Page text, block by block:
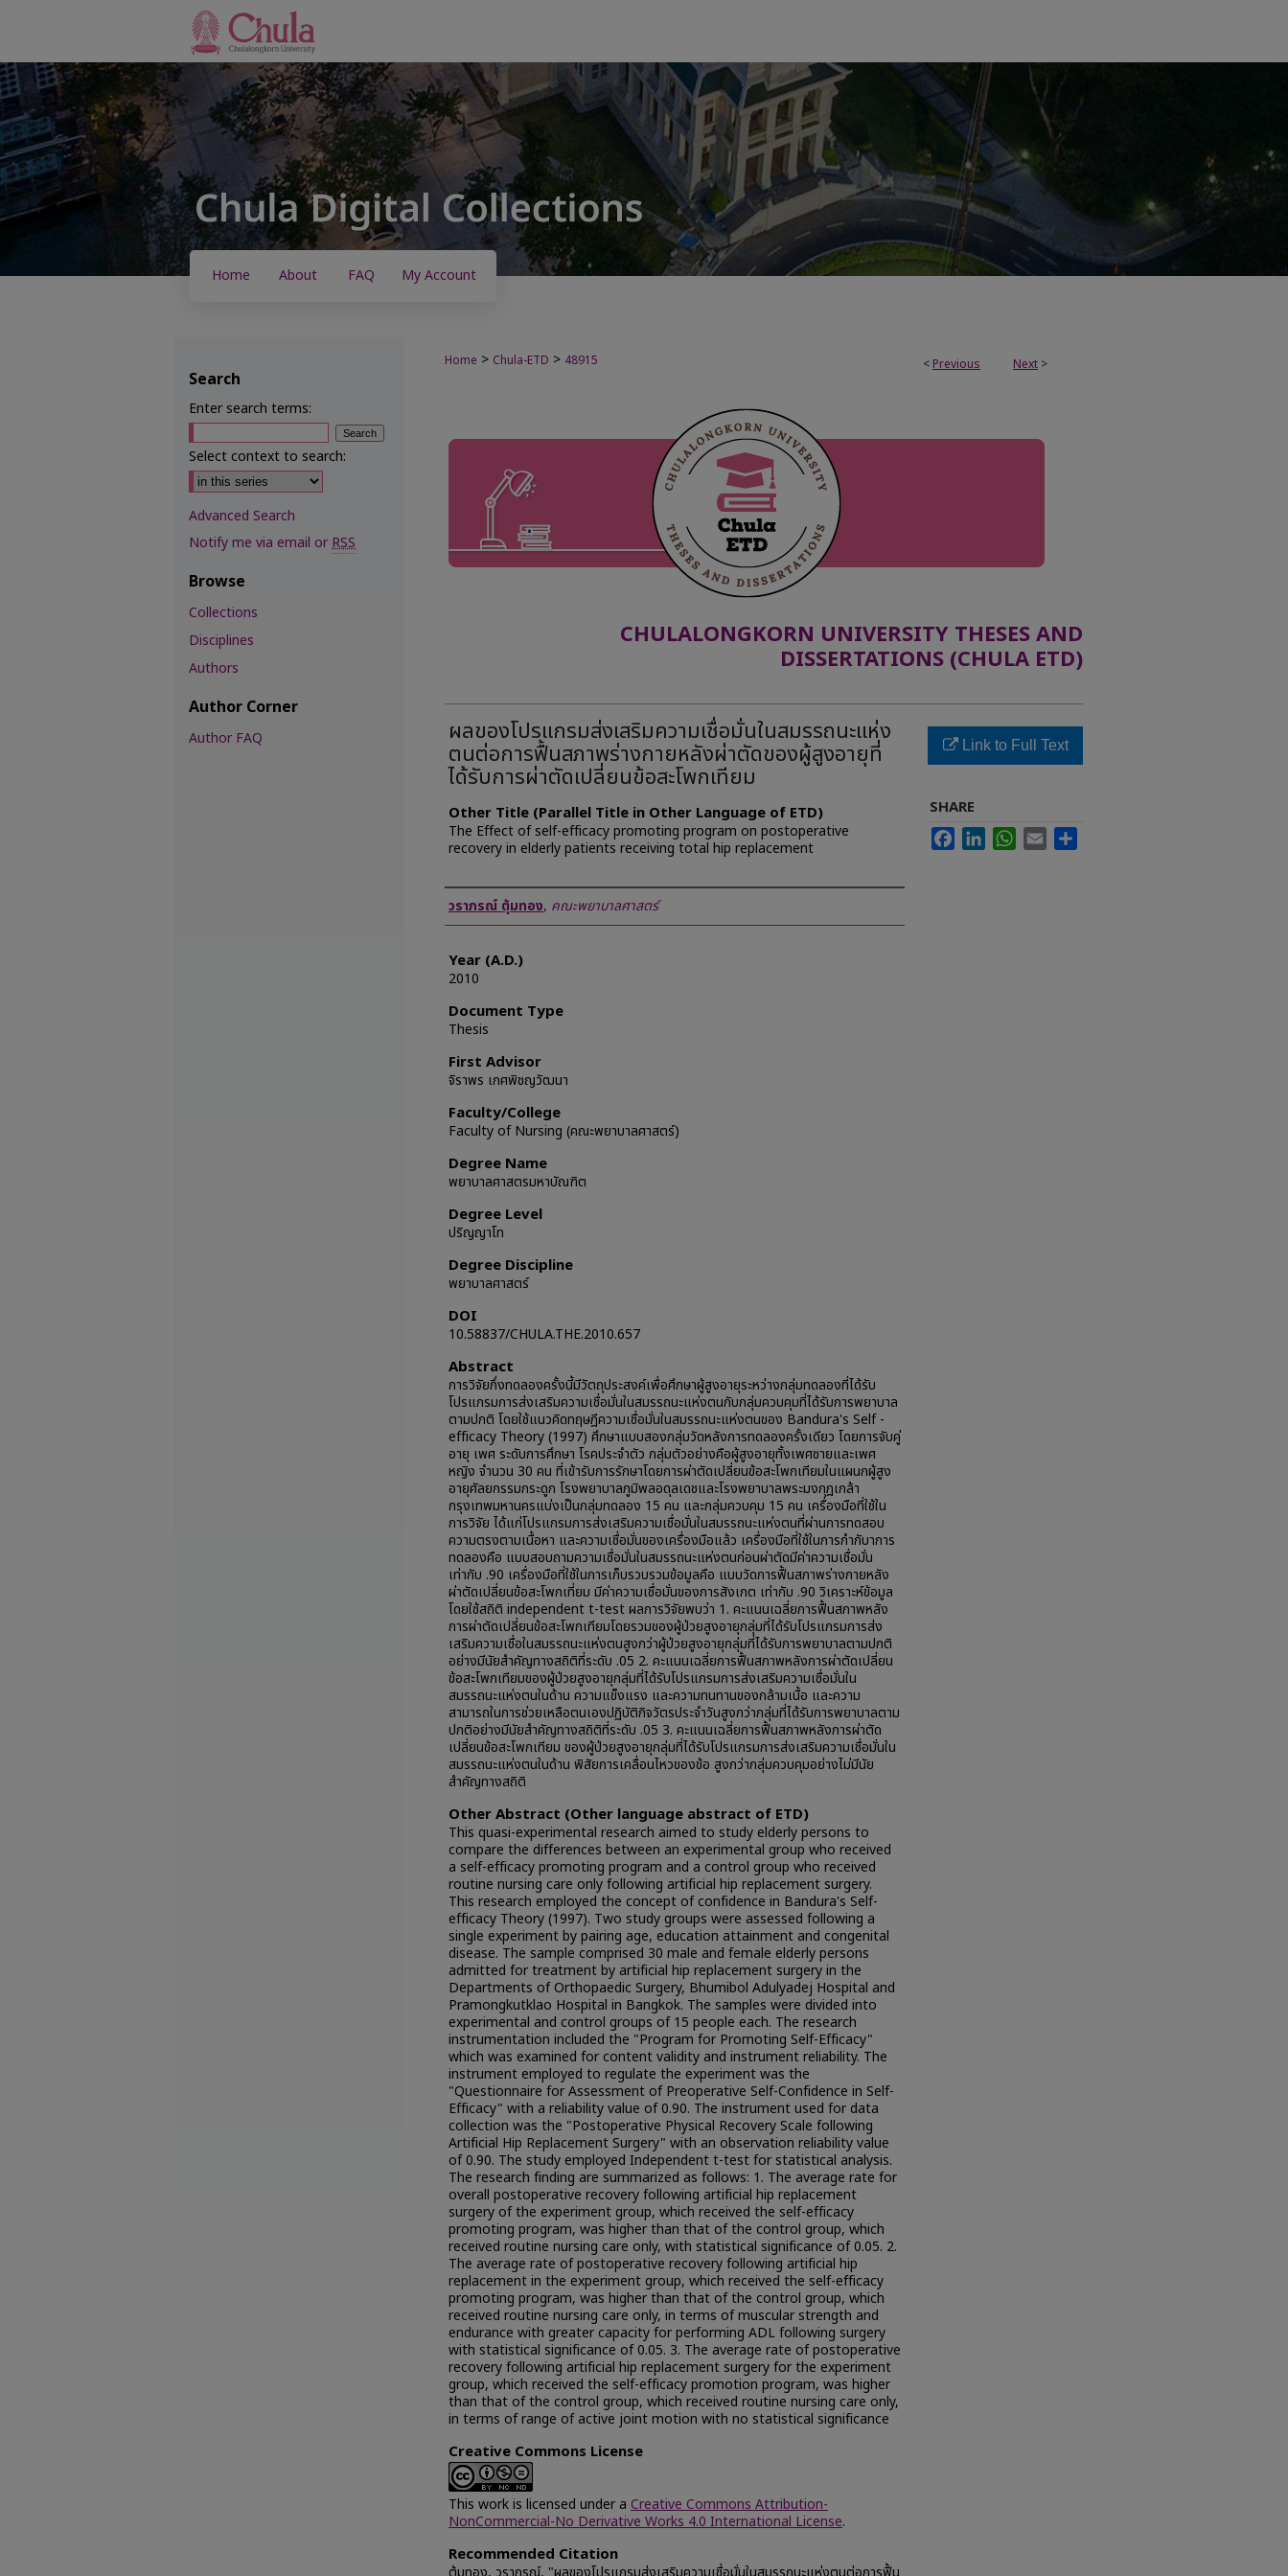
Home About FAQ My Account
< Previous Next >
Home > Chula-ETD > 48915
CHULALONGKORN UNIVERSITY THESES AND
DISSERTATIONS (CHULA ETD)
ผลของโปรแกรมส่งเสริมความเชื่อมั่นในสมรรถนะแห่ง
ตนต่อการฟื้นสภาพร่างกายหลังผ่าตัดของผู้สูงอายุที่
ได้รับการผ่าตัดเปลี่ยนข้อสะโพกเทียม
Other Title (Parallel Title in Other Language of ETD)
The Effect of self-efficacy promoting program on postoperative
recovery in elderly patients receiving total hip replacement
Author
วราภรณ์ ตุ้มทอง, คณะพยาบาลศาสตร์
Year (A.D.)
2010
Document Type
Thesis
First Advisor
จิราพร เกศพิชญวัฒนา
Faculty/College
Faculty of Nursing (คณะพยาบาลศาสตร์)
Degree Name
พยาบาลศาสตรมหาบัณฑิต
Degree Level
ปริญญาโท
Degree Discipline
พยาบาลศาสตร์
DOI
10.58837/CHULA.THE.2010.657
Abstract
การวิจัยกึ่งทดลองครั้งนี้มีวัตถุประสงค์เพื่อศึกษาผู้สูงอายุระหว่างกลุ่มทดลองที่ได้รับ
โปรแกรมการส่งเสริมความเชื่อมั่นในสมรรถนะแห่งตนกับกลุ่มควบคุมที่ได้รับการพยาบาล
ตามปกติ โดยใช้แนวคิดทฤษฎีความเชื่อมั่นในสมรรถนะแห่งตนของ Bandura's Self -
efficacy Theory (1997) ศึกษาแบบสองกลุ่มวัดหลังการทดลองครั้งเดียว โดยการจับคู่
อายุ เพศ ระดับการศึกษา โรคประจำตัว กลุ่มตัวอย่างคือผู้สูงอายุทั้งเพศชายและเพศ
หญิง จำนวน 30 คน ที่เข้ารับการรักษาโดยการผ่าตัดเปลี่ยนข้อสะโพกเทียมในแผนกผู้สูง
อายุศัลยกรรมกระดูก โรงพยาบาลภูมิพลอดุลเดชและโรงพยาบาลพระมงกุฎเกล้า
กรุงเทพมหานครแบ่งเป็นกลุ่มทดลอง 15 คน และกลุ่มควบคุม 15 คน เครื่องมือที่ใช้ใน
การวิจัย ได้แก่โปรแกรมการส่งเสริมความเชื่อมั่นในสมรรถนะแห่งตนที่ผ่านการทดสอบ
ความตรงตามเนื้อหา และความเชื่อมั่นของเครื่องมือแล้ว เครื่องมือที่ใช้ในการกำกับาการ
ทดลองคือ แบบสอบถามความเชื่อมั่นในสมรรถนะแห่งตนก่อนผ่าตัดมีค่าความเชื่อมั่น
เท่ากับ .90 เครื่องมือที่ใช้ในการเก็บรวบรวมข้อมูลคือ แบบวัดการฟื้นสภาพร่างกายหลัง
ผ่าตัดเปลี่ยนข้อสะโพกเที่ยม มีค่าความเชื่อมั่นของการสังเกต เท่ากับ .90 วิเคราะห์ข้อมูล
โดยใช้สถิติ independent t-test ผลการวิจัยพบว่า 1. คะแนนเฉลี่ยการฟื้นสภาพหลัง
การผ่าตัดเปลี่ยนข้อสะโพกเทียมโดยรวมของผู้ป่วยสูงอายุกลุ่มที่ได้รับโปรแกรมการส่ง
เสริมความเชื่อในสมรรถนะแห่งตนสูงกว่าผู้ป่วยสูงอายุกลุ่มที่ได้รับการพยาบาลตามปกติ
อย่างมีนัยสำคัญทางสถิติที่ระดับ .05 2. คะแนนเฉลี่ยการฟื้นสภาพหลังการผ่าตัดเปลี่ยน
ข้อสะโพกเทียมของผู้ป่วยสูงอายุกลุ่มที่ได้รับโปรแกรมการส่งเสริมความเชื่อมั่นใน
สมรรถนะแห่งตนในด้าน ความแข็งแรง และความทนทานของกล้ามเนื้อ และความ
สามารถในการช่วยเหลือตนเองปฏิบัติกิจวัตรประจำวันสูงกว่ากลุ่มที่ได้รับการพยาบาลตาม
ปกติอย่างมีนัยสำคัญทางสถิติที่ระดับ .05 3. คะแนนเฉลี่ยการฟื้นสภาพหลังการผ่าตัด
เปลี่ยนข้อสะโพกเทียม ของผู้ป่วยสูงอายุกลุ่มที่ได้รับโปรแกรมการส่งเสริมความเชื่อมั่นใน
สมรรถนะแห่งตนในด้าน พิสัยการเคลื่อนไหวของข้อ สูงกว่ากลุ่มควบคุมอย่างไม่มีนัย
สำคัญทางสถิติ
Other Abstract (Other language abstract of ETD)
This quasi-experimental research aimed to study elderly persons to
compare the differences between an experimental group who received
a self-efficacy promoting program and a control group who received
routine nursing care only following artificial hip replacement surgery.
This research employed the concept of confidence in Bandura's Self-
efficacy Theory (1997). Two study groups were assessed following a
single experiment by pairing age, education attainment and congenital
disease. The sample comprised 30 male and female elderly persons
admitted for treatment by artificial hip replacement surgery in the
Departments of Orthopaedic Surgery, Bhumibol Adulyadej Hospital and
Pramongkutklao Hospital in Bangkok. The samples were divided into
experimental and control groups of 15 people each. The research
instrumentation included the "Program for Promoting Self-Efficacy"
which was examined for content validity and instrument reliability. The
instrument employed to regulate the experiment was the
"Questionnaire for Assessment of Preoperative Self-Confidence in Self-
Efficacy" with a reliability value of 0.90. The instrument used for data
collection was the "Postoperative Physical Recovery Scale following
Artificial Hip Replacement Surgery" with an observation reliability value
of 0.90. The study employed Independent t-test for statistical analysis.
The research finding are summarized as follows: 1. The average rate for
overall postoperative recovery following artificial hip replacement
surgery of the experiment group, which received the self-efficacy
promoting program, was higher than that of the control group, which
received routine nursing care only, with statistical significance of 0.05. 2.
The average rate of postoperative recovery following artificial hip
replacement in the experiment group, which received the self-efficacy
promoting program, was higher than that of the control group, which
received routine nursing care only, in terms of muscular strength and
endurance with greater capacity for performing ADL following surgery
with statistical significance of 0.05. 3. The average rate of postoperative
recovery following artificial hip replacement surgery for the experiment
group, which received the self-efficacy promotion program, was higher
than that of the control group, which received routine nursing care only,
in terms of range of active joint motion with no statistical significance
Creative Commons License
This work is licensed under a Creative Commons Attribution-
NonCommercial-No Derivative Works 4.0 International License.
Recommended Citation
Link to Full Text
SHARE
FacebookLinkedInWhatsApp
Email
Search
Enter search terms:
Select context to search:
Advanced Search
Notify me via email orRSS
Browse
Collections
Disciplines
Authors
Author Corner
Author FAQ